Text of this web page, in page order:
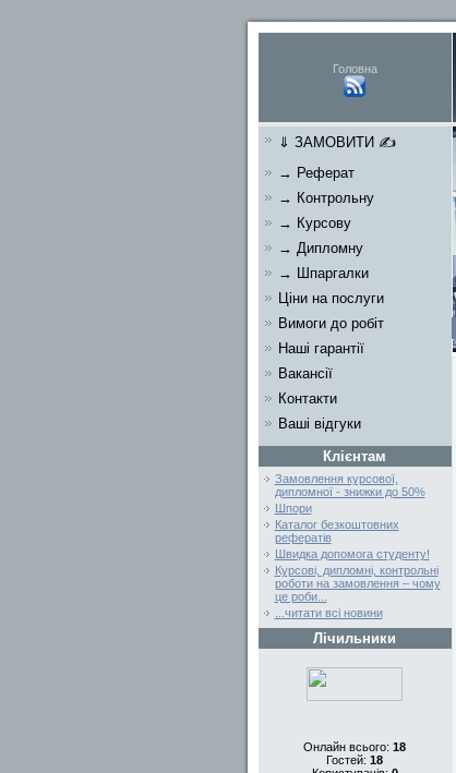
Головна
⇓ ЗАМОВИТИ ✍
→ Реферат
→ Контрольну
→ Курсову
→ Дипломну
→ Шпаргалки
Ціни на послуги
Вимоги до робіт
Наші гарантії
Вакансії
Контакти
Ваші відгуки
Клієнтам
Замовлення курсової,
дипломної - знижки до 50%
Шпори
Каталог безкоштовних
рефератів
Швидка допомога студенту!
Курсові, дипломні, контрольні
роботи на замовлення – чому
це роби...
...читати всі новини
Лічильники
Онлайн всього: 18
Гостей: 18